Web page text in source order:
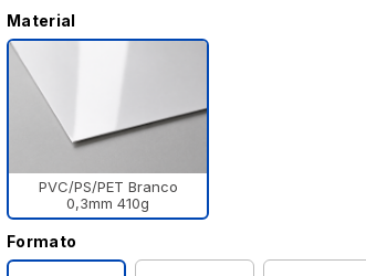
Material
PVC/PS/PET Branco
0,3mm 410g
Formato